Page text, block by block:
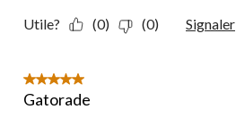
Utile? (0) (0) Signaler
5 étoile(s) sur 5.
Gatorade